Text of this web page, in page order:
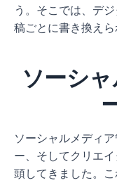
う。そこでは、デ
稿ごとに書き換えら
ソーシ
ソーシャルメディ
ー、そしてクリエ
頭してきました。